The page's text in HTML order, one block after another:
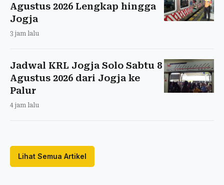
Agustus 2026 Lengkap hingga
Jogja
3 jam lalu
Jadwal KRL Jogja Solo Sabtu 8
Agustus 2026 dari Jogja ke
Palur
4 jam lalu
Lihat Semua Artikel